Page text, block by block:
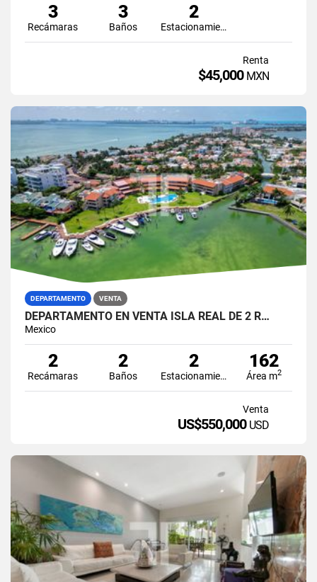
3
Recámaras
3
Baños
2
Estacionamiento
Renta
$45,000 MXN
DEPARTAMENTO VENTA
DEPARTAMENTO EN VENTA ISLA REAL DE 2 R…
Mexico
2
Recámaras
2
Baños
2
Estacionamiento
162
Área m2
Venta
US$550,000 USD